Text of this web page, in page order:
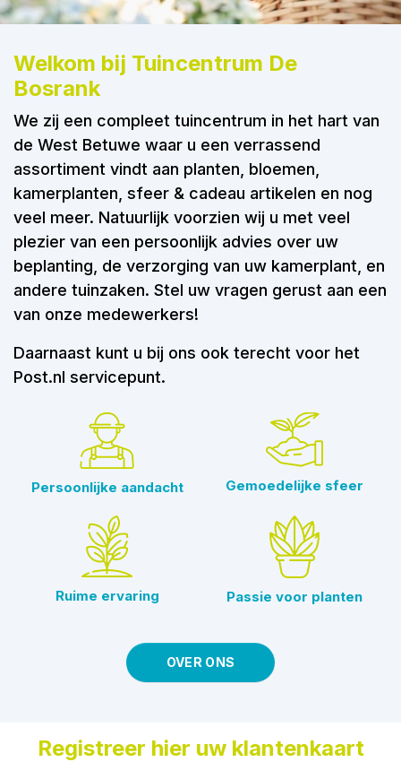
Welkom bij Tuincentrum De
Bosrank
We zij een compleet tuincentrum in het hart van
de West Betuwe waar u een verrassend
assortiment vindt aan planten, bloemen,
kamerplanten, sfeer & cadeau artikelen en nog
veel meer. Natuurlijk voorzien wij u met veel
plezier van een persoonlijk advies over uw
beplanting, de verzorging van uw kamerplant, en
andere tuinzaken. Stel uw vragen gerust aan een
van onze medewerkers!
Daarnaast kunt u bij ons ook terecht voor het
Post.nl servicepunt.
Persoonlijke aandacht Gemoedelijke sfeer
Ruime ervaring Passie voor planten
OVER ONS
Registreer hier uw klantenkaart